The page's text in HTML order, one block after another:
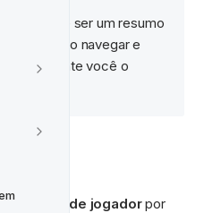
ser um resumo
faz, pois ao navegar e
já existente você o
login de jogador por